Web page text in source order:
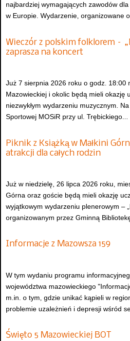
najbardziej wymagających zawodów dla
w Europie. Wydarzenie, organizowane
Wieczór z polskim folklorem –
zaprasza na koncert
Już 7 sierpnia 2026 roku o godz. 18:00
Mazowieckiej i okolic będą mieli okazję
niezwykłym wydarzeniu muzycznym.
Sportowej MOSiR przy ul. Trębickiego...
Piknik z Książką w Małkini
atrakcji dla całych rodzin
Już w niedzielę, 26 lipca 2026 roku,
Górna oraz goście będą mieli okazję
wyjątkowym wydarzeniu plenerowym –
organizowanym przez Gminną
Informacje z Mazowsza 159
W tym wydaniu programu
województwa mazowieckiego
m.in. o tym, gdzie unikać kąpieli w
problemie uzależnień i depresji wśród
Święto 5 Mazowieckiej BOT